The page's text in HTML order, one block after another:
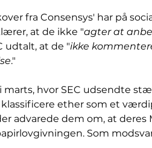
fra Consensys' har på
at de ikke "agter at
udtalt, at de "ikke
."
marts, hvor SEC udsendte
ether som et
advarede dem om, at
Som